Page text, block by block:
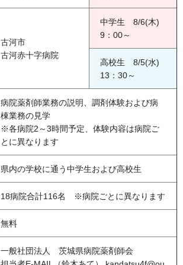
古河市
古河赤十字病院
中学生 8/6(木)
9：00～
高校生 8/5(水)
13：30～
病院薬剤師業務の説明、調剤体験および病
棟業務の見学
※各病院2～3時間予定、体験内容は病院ご
とに異なります
県内の学校に通う中学生および高校生
18病院合計116名 ※病院ごとに異なります
無料
一般社団法人 茨城県病院薬剤師会